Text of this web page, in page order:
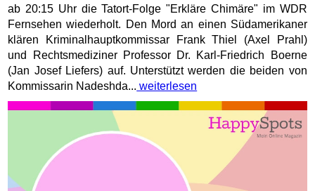
ab 20:15 Uhr die Tatort-Folge "Erkläre Chimäre" im WDR
Fernsehen wiederholt. Den Mord an einen Südamerikaner
klären Kriminalhauptkommissar Frank Thiel (Axel Prahl)
und Rechtsmediziner Professor Dr. Karl-Friedrich Boerne
(Jan Josef Liefers) auf. Unterstützt werden die beiden von
Kommissarin Nadeshda... weiterlesen